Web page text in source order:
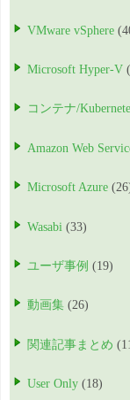
VMware vSphere
Microsoft Hyper-V
コンテナ/
Amazon Web
Microsoft Azure
Wasabi (33)
ユーザ事例 (19)
動画集 (26)
関連記事まとめ
User Only (18)